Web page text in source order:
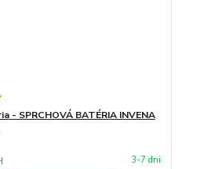
- SPRCHOVÁ BATÉRIA INVENA
3-7 dni